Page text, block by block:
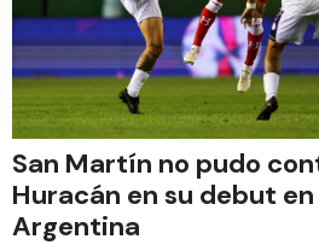
San Martín no pudo
Huracán en su debut
Argentina